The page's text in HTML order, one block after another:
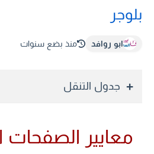
بلوجر
ابو روافد منذ بضع سنوات
جدول التنقل
معايير الصفحات